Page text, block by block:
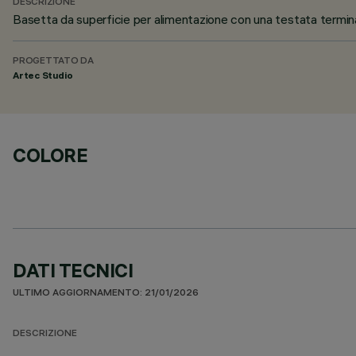
DESCRIZIONE
Basetta da superficie per alimentazione con una testata
PROGETTATO DA
Artec Studio
COLORE
DATI TECNICI
ULTIMO AGGIORNAMENTO: 21/01/2026
DESCRIZIONE